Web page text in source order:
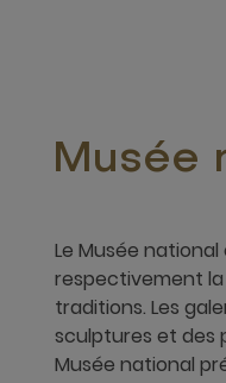
Musée
Le Musée
respectivement
traditions. Les
sculptures et des
Musée national